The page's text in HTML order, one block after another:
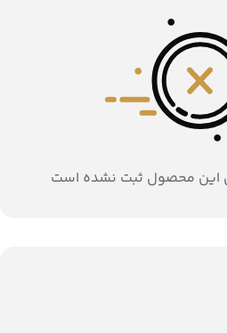
این محصول ثبت نشده است